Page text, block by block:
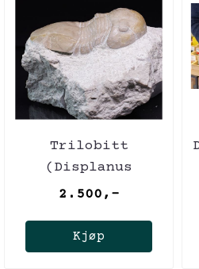
Trilobitt
(Displanus
acutigenia)
2.500,-
Kjøp